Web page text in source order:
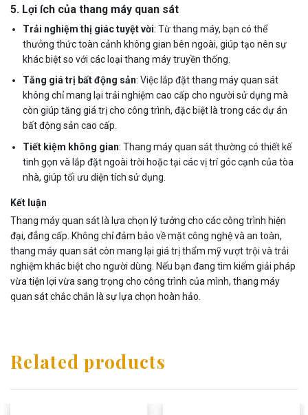
5. Lợi ích của thang máy quan sát
Trải nghiệm thị giác tuyệt vời: Từ thang máy, bạn có thể
thưởng thức toàn cảnh không gian bên ngoài, giúp tạo nên sự
khác biệt so với các loại thang máy truyền thống.
Tăng giá trị bất động sản: Việc lắp đặt thang máy quan sát
không chỉ mang lại trải nghiệm cao cấp cho người sử dụng mà
còn giúp tăng giá trị cho công trình, đặc biệt là trong các dự án
bất động sản cao cấp.
Tiết kiệm không gian: Thang máy quan sát thường có thiết kế
tinh gọn và lắp đặt ngoài trời hoặc tại các vị trí góc cạnh của tòa
nhà, giúp tối ưu diện tích sử dụng.
Kết luận
Thang máy quan sát là lựa chọn lý tưởng cho các công trình hiện
đại, đẳng cấp. Không chỉ đảm bảo về mặt công nghệ và an toàn,
thang máy quan sát còn mang lại giá trị thẩm mỹ vượt trội và trải
nghiệm khác biệt cho người dùng. Nếu bạn đang tìm kiếm giải pháp
vừa tiện lợi vừa sang trọng cho công trình của mình, thang máy
quan sát chắc chắn là sự lựa chọn hoàn hảo.
Related products